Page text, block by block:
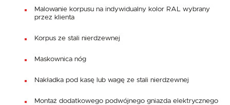
Malowanie korpusu na indywidualny kolor RAL wybrany
przez klienta
Korpus ze stali nierdzewnej
Maskownica nóg
Nakładka pod kasę lub wagę ze stali nierdzewnej
Montaż dodatkowego podwójnego gniazda elektrycznego